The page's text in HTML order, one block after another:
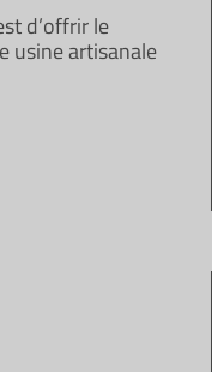
d’offrir le
usine artisanale